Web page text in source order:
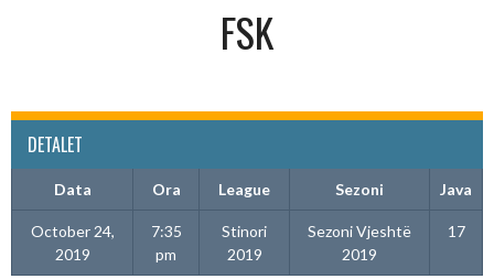
FSK
DETALET
Data Ora League Sezoni Java
October 24,
2019
7:35
pm
Stinori
2019
Sezoni Vjeshtë
2019
17